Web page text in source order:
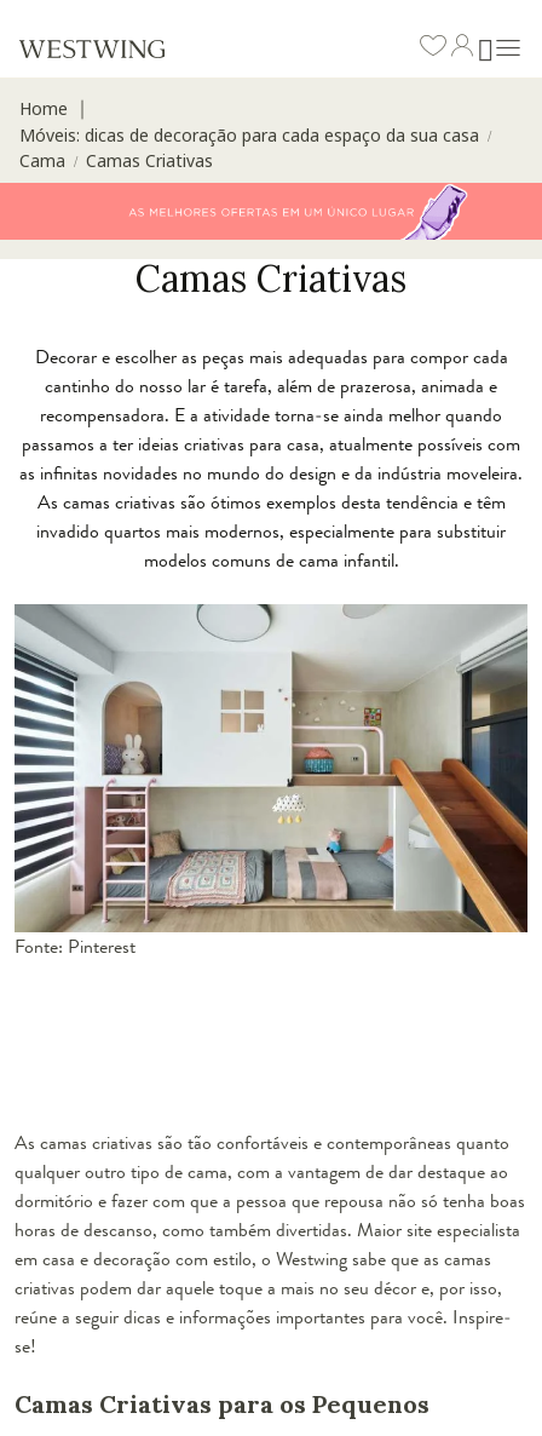
Home
Móveis: dicas de decoração para cada espaço da sua casa /
Cama / Camas Criativas
Camas Criativas
Decorar e escolher as peças mais adequadas para compor cada
cantinho do nosso lar é tarefa, além de prazerosa, animada e
recompensadora. E a atividade torna-se ainda melhor quando
passamos a ter ideias criativas para casa, atualmente possíveis com
as infinitas novidades no mundo do design e da indústria moveleira.
As camas criativas são ótimos exemplos desta tendência e têm
invadido quartos mais modernos, especialmente para substituir
modelos comuns de cama infantil.
Fonte: Pinterest
As camas criativas são tão confortáveis e contemporâneas quanto
qualquer outro tipo de cama, com a vantagem de dar destaque ao
dormitório e fazer com que a pessoa que repousa não só tenha boas
horas de descanso, como também divertidas. Maior site especialista
em casa e decoração com estilo, o Westwing sabe que as camas
criativas podem dar aquele toque a mais no seu décor e, por isso,
reúne a seguir dicas e informações importantes para você. Inspire-
se!
Camas Criativas para os Pequenos